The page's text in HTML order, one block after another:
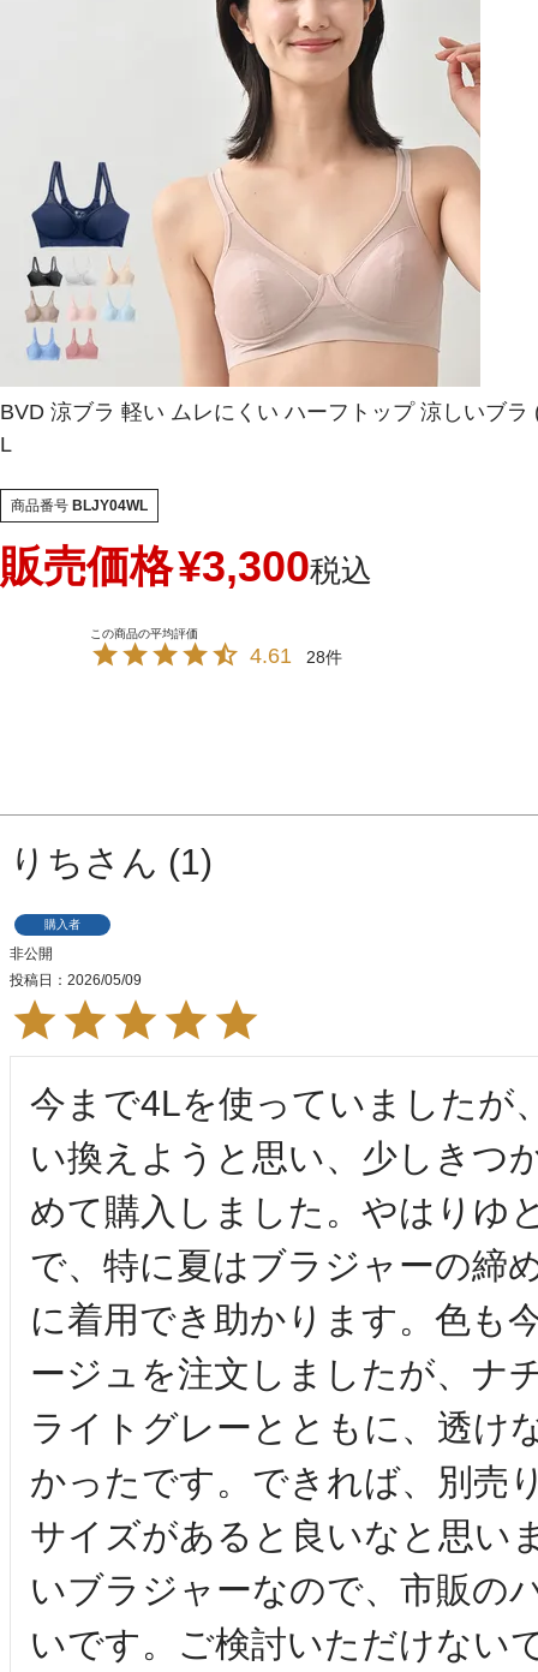
BVD 涼ブラ 軽い ムレにくい ハーフトップ 涼しいブ
L
商品番号 BLJY04WL
販売価格¥3,300税込
4.61 28
りち 1
購入者
非公開
投稿日
2026/05/09
今まで4Lを使っていましたが
い換えようと思い、少しきつ
めて購入しました。やはりゆ
で、特に夏はブラジャーの締
に着用でき助かります。色も
ージュを注文しましたが、ナ
ライトグレーとともに、透け
かったです。できれば、別売
サイズがあると良いなと思い
いブラジャーなので、市販の
いです。ご検討いただけない